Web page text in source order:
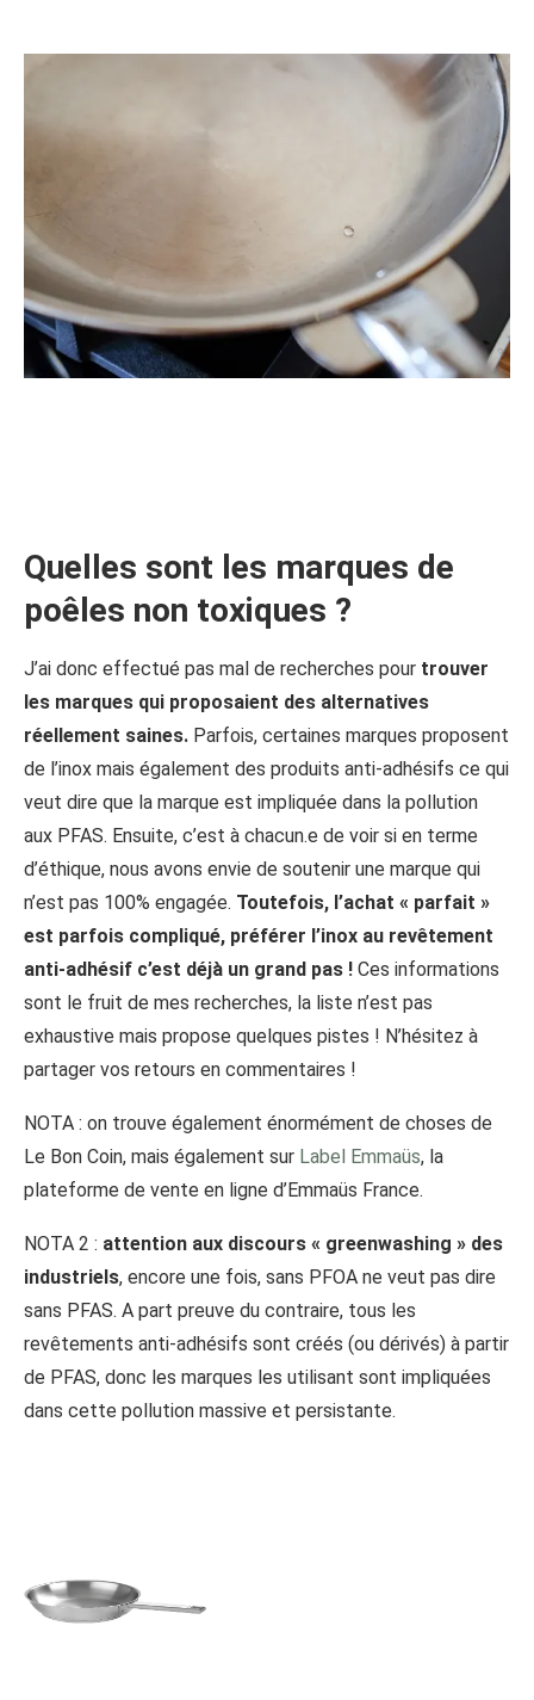
Quelles sont les marques de
poêles non toxiques ?
J’ai donc effectué pas mal de recherches pour trouver
les marques qui proposaient des alternatives
réellement saines. Parfois, certaines marques proposent
de l’inox mais également des produits anti-adhésifs ce qui
veut dire que la marque est impliquée dans la pollution
aux PFAS. Ensuite, c’est à chacun.e de voir si en terme
d’éthique, nous avons envie de soutenir une marque qui
n’est pas 100% engagée. Toutefois, l’achat « parfait »
est parfois compliqué, préférer l’inox au revêtement
anti-adhésif c’est déjà un grand pas ! Ces informations
sont le fruit de mes recherches, la liste n’est pas
exhaustive mais propose quelques pistes ! N’hésitez à
partager vos retours en commentaires !
NOTA : on trouve également énormément de choses de
Le Bon Coin, mais également sur Label Emmaüs, la
plateforme de vente en ligne d’Emmaüs France.
NOTA 2 : attention aux discours « greenwashing » des
industriels, encore une fois, sans PFOA ne veut pas dire
sans PFAS. A part preuve du contraire, tous les
revêtements anti-adhésifs sont créés (ou dérivés) à partir
de PFAS, donc les marques les utilisant sont impliquées
dans cette pollution massive et persistante.